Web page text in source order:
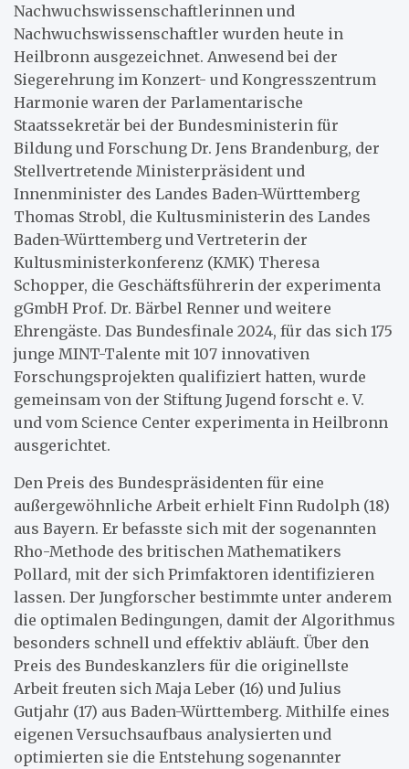
Nachwuchswissenschaftlerinnen und
Nachwuchswissenschaftler wurden heute in
Heilbronn ausgezeichnet. Anwesend bei der
Siegerehrung im Konzert- und Kongresszentrum
Harmonie waren der Parlamentarische
Staatssekretär bei der Bundesministerin für
Bildung und Forschung Dr. Jens Brandenburg, der
Stellvertretende Ministerpräsident und
Innenminister des Landes Baden-Württemberg
Thomas Strobl, die Kultusministerin des Landes
Baden-Württemberg und Vertreterin der
Kultusministerkonferenz (KMK) Theresa
Schopper, die Geschäftsführerin der experimenta
gGmbH Prof. Dr. Bärbel Renner und weitere
Ehrengäste. Das Bundesfinale 2024, für das sich 175
junge MINT-Talente mit 107 innovativen
Forschungsprojekten qualifiziert hatten, wurde
gemeinsam von der Stiftung Jugend forscht e. V.
und vom Science Center experimenta in Heilbronn
ausgerichtet.
Den Preis des Bundespräsidenten für eine
außergewöhnliche Arbeit erhielt Finn Rudolph (18)
aus Bayern. Er befasste sich mit der sogenannten
Rho-Methode des britischen Mathematikers
Pollard, mit der sich Primfaktoren identifizieren
lassen. Der Jungforscher bestimmte unter anderem
die optimalen Bedingungen, damit der Algorithmus
besonders schnell und effektiv abläuft. Über den
Preis des Bundeskanzlers für die originellste
Arbeit freuten sich Maja Leber (16) und Julius
Gutjahr (17) aus Baden-Württemberg. Mithilfe eines
eigenen Versuchsaufbaus analysierten und
optimierten sie die Entstehung sogenannter